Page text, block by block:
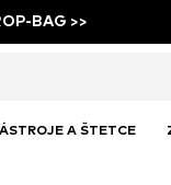
BAG >>
A ŠTETCE